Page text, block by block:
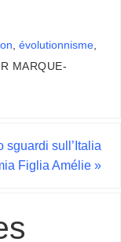
, évolutionnisme,
MARQUE-
sguardi sull’Italia
Figlia Amélie »